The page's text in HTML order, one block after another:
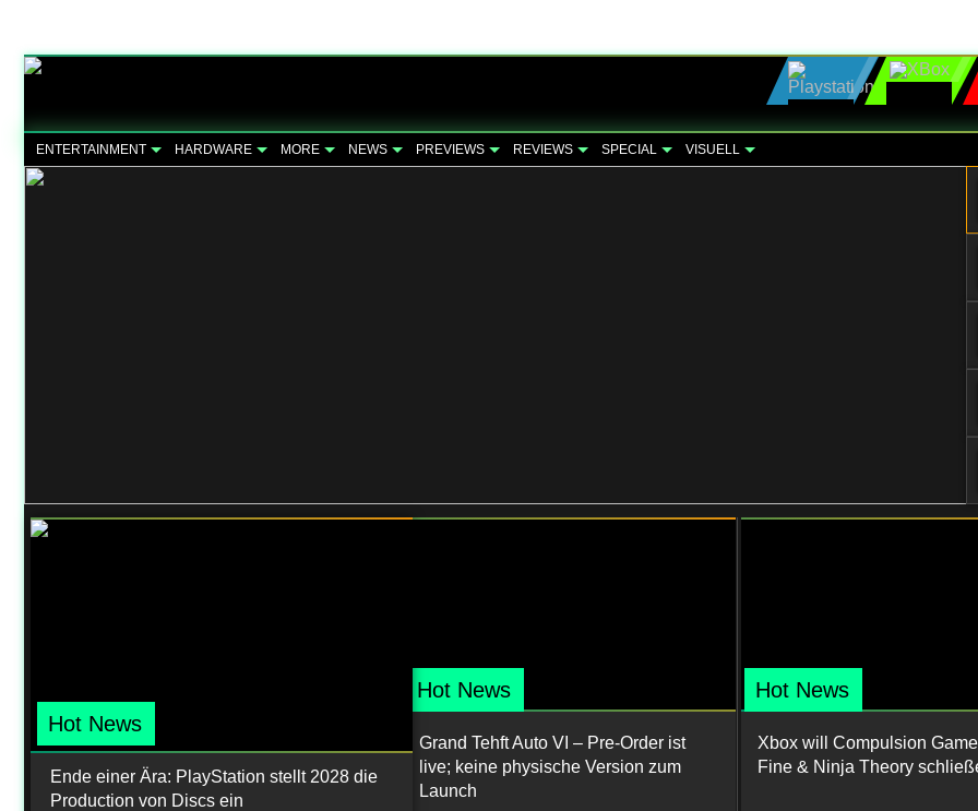
ENTERTAINMENT HARDWARE MORE NEWS PREVIEWS REVIEWS SPECIAL VISUELL
Hot News
Ende einer Ära: PlayStation stellt 2028 die
Production von Discs ein
Hot News
Grand Tehft Auto VI – Pre-Order ist
live; keine physische Version zum
Launch
Hot News
Xbox will Compulsion
Fine & Ninja Theory